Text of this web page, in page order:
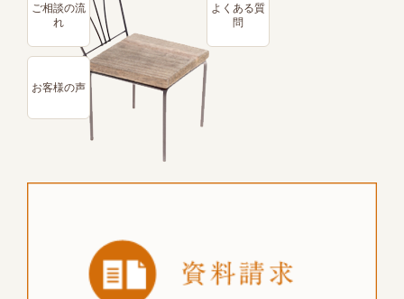
ご相談の流
れ
よくある質
問
お客様の声